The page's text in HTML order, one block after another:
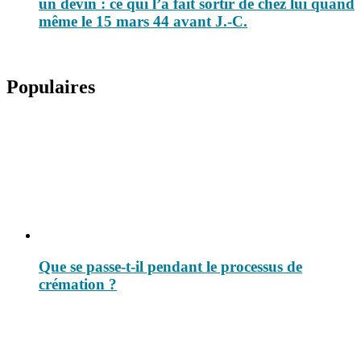
un devin : ce qui l’a fait sortir de chez lui quand
même le 15 mars 44 avant J.-C.
Populaires
Que se passe-t-il pendant le processus de
crémation ?